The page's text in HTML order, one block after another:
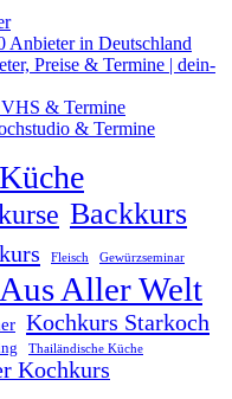
Anbieter in Deutschland
Preise & Termine | dein-
& Termine
& Termine
Backkurs
Fleisch Gewürzseminar
Aller Welt
Kochkurs Starkoch
Thailändische Küche
Kochkurs